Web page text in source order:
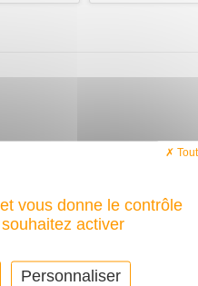
la poignée de 180°..
vous donne le contrôle
activer
Personnaliser